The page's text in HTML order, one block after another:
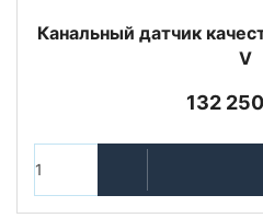
Канальный датчик
V
132 250